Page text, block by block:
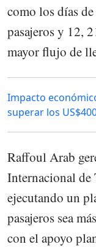
como los días
pasajeros y 12,
mayor flujo de
Impacto
superar los
Raffoul Arab
Internacional de
ejecutando un
pasajeros sea
con el apoyo